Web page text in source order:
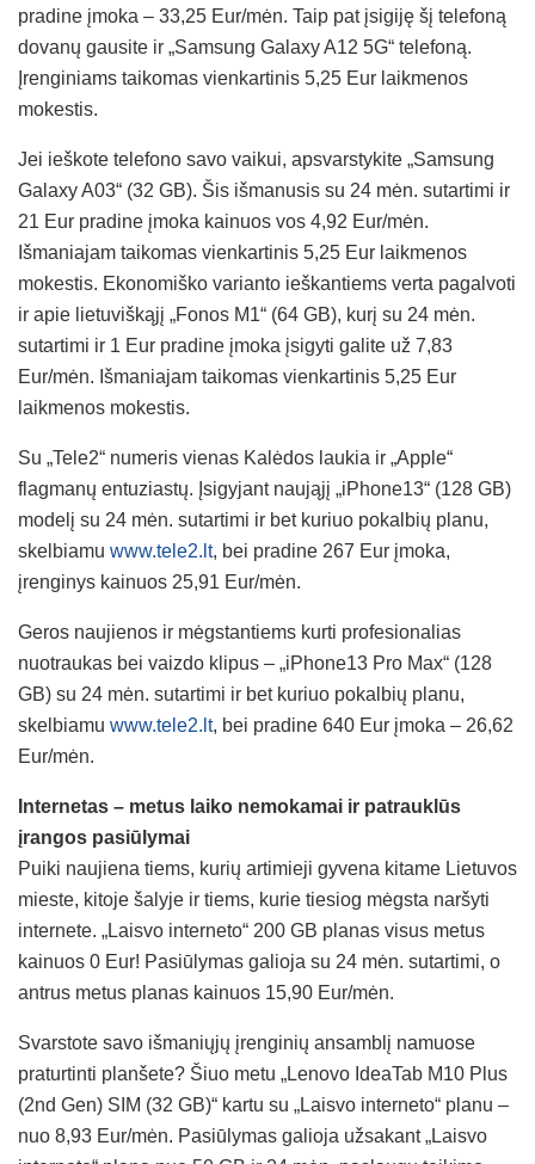
pradine įmoka – 33,25 Eur/mėn. Taip pat įsigiję šį telefoną
dovanų gausite ir „Samsung Galaxy A12 5G“ telefoną.
Įrenginiams taikomas vienkartinis 5,25 Eur laikmenos
mokestis.
Jei ieškote telefono savo vaikui, apsvarstykite „Samsung
Galaxy A03“ (32 GB). Šis išmanusis su 24 mėn. sutartimi ir
21 Eur pradine įmoka kainuos vos 4,92 Eur/mėn.
Išmaniajam taikomas vienkartinis 5,25 Eur laikmenos
mokestis. Ekonomiško varianto ieškantiems verta pagalvoti
ir apie lietuviškąjį „Fonos M1“ (64 GB), kurį su 24 mėn.
sutartimi ir 1 Eur pradine įmoka įsigyti galite už 7,83
Eur/mėn. Išmaniajam taikomas vienkartinis 5,25 Eur
laikmenos mokestis.
Su „Tele2“ numeris vienas Kalėdos laukia ir „Apple“
flagmanų entuziastų. Įsigyjant naująjį „iPhone13“ (128 GB)
modelį su 24 mėn. sutartimi ir bet kuriuo pokalbių planu,
skelbiamu www.tele2.lt, bei pradine 267 Eur įmoka,
įrenginys kainuos 25,91 Eur/mėn.
Geros naujienos ir mėgstantiems kurti profesionalias
nuotraukas bei vaizdo klipus – „iPhone13 Pro Max“ (128
GB) su 24 mėn. sutartimi ir bet kuriuo pokalbių planu,
skelbiamu www.tele2.lt, bei pradine 640 Eur įmoka – 26,62
Eur/mėn.
Internetas – metus laiko nemokamai ir patrauklūs
įrangos pasiūlymai
Puiki naujiena tiems, kurių artimieji gyvena kitame Lietuvos
mieste, kitoje šalyje ir tiems, kurie tiesiog mėgsta naršyti
internete. „Laisvo interneto“ 200 GB planas visus metus
kainuos 0 Eur! Pasiūlymas galioja su 24 mėn. sutartimi, o
antrus metus planas kainuos 15,90 Eur/mėn.
Svarstote savo išmaniųjų įrenginių ansamblį namuose
praturtinti planšete? Šiuo metu „Lenovo IdeaTab M10 Plus
(2nd Gen) SIM (32 GB)“ kartu su „Laisvo interneto“ planu –
nuo 8,93 Eur/mėn. Pasiūlymas galioja užsakant „Laisvo